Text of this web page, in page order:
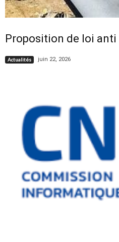
Proposition de loi
Actualités juin 22, 2026